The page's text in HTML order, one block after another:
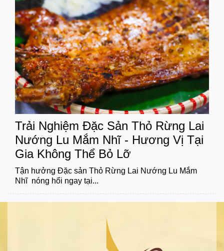
Trải Nghiệm Đặc Sản Thỏ Rừng Lai
Nướng Lu Mắm Nhĩ - Hương Vị Tại
Gia Không Thể Bỏ Lỡ
Tận hưởng Đặc sản Thỏ Rừng Lai Nướng Lu Mắm
Nhĩ nóng hổi ngay tại...